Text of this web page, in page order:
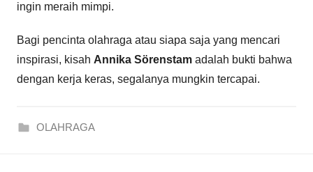
ingin meraih mimpi.
Bagi pencinta olahraga atau siapa saja yang mencari
inspirasi, kisah Annika Sörenstam adalah bukti bahwa
dengan kerja keras, segalanya mungkin tercapai.
OLAHRAGA